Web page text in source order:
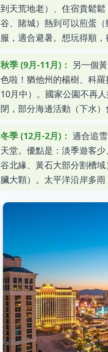
到天荒地老）、住宿貴鬆
谷、賭城）熱到可以煎蛋
服，適合避暑。想玩得順
秋季 (9月-11月)： 另一個
色啦！猶他州的楊樹、科
10月中）。國家公園不再
閉，部分海邊活動（下水）
冬季 (12月-2月)： 適合追
天堂。優點是：淡季遊客
谷北緣、黃石大部分割槽
臟大顆）。太平洋沿岸多